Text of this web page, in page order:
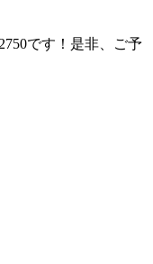
です！是非、ご予